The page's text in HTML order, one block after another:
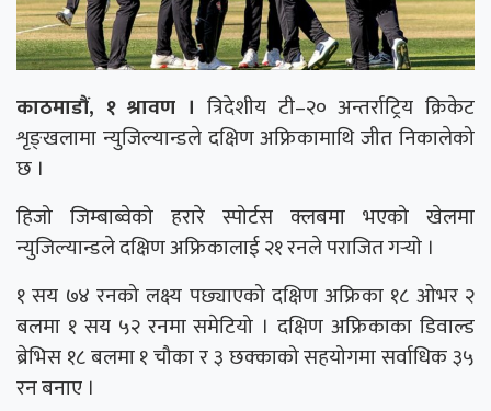
काठमाडौं, १ श्रावण । त्रिदेशीय टी–२० अन्तर्राट्रिय क्रिकेट
शृङ्खलामा न्युजिल्यान्डले दक्षिण अफ्रिकामाथि जीत निकालेको
छ ।
हिजो जिम्बाब्वेको हरारे स्पोर्टस क्लबमा भएको खेलमा
न्युजिल्यान्डले दक्षिण अफ्रिकालाई २१ रनले पराजित गर्‍याे ।
१ सय ७४ रनको लक्ष्य पछ्याएको दक्षिण अफ्रिका १८ ओभर २
बलमा १ सय ५२ रनमा समेटियो । दक्षिण अफ्रिकाका डिवाल्ड
ब्रेभिस १८ बलमा १ चौका र ३ छक्काको सहयोगमा सर्वाधिक ३५
रन बनाए ।